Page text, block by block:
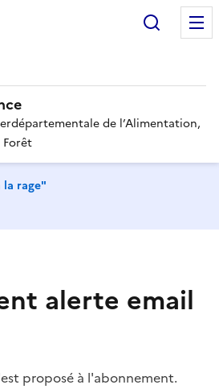
de l’Alimentation,
Forêt
la rage"
alerte email
proposé à l'abonnement.